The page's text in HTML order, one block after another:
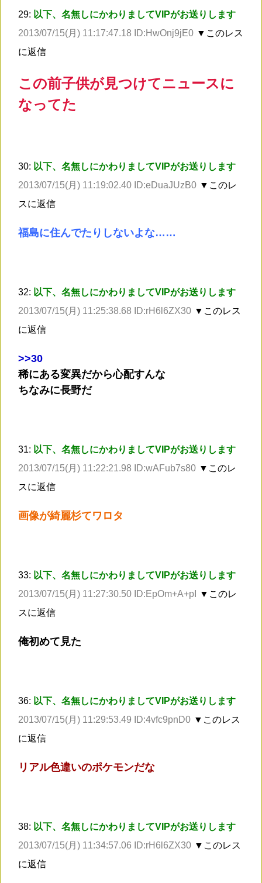
29: 以下、名無しにかわりましてVIPがお送りします
2013/07/15(月) 11:17:47.18 ID:HwOnj9jE0 ▼このレス
に返信
この前子供が見つけてニュースに
なってた
30: 以下、名無しにかわりましてVIPがお送りします
2013/07/15(月) 11:19:02.40 ID:eDuaJUzB0 ▼このレ
スに返信
福島に住んでたりしないよな……
32: 以下、名無しにかわりましてVIPがお送りします
2013/07/15(月) 11:25:38.68 ID:rH6l6ZX30 ▼このレス
に返信
>>30
稀にある変異だから心配すんな
ちなみに長野だ
31: 以下、名無しにかわりましてVIPがお送りします
2013/07/15(月) 11:22:21.98 ID:wAFub7s80 ▼このレ
スに返信
画像が綺麗杉てワロタ
33: 以下、名無しにかわりましてVIPがお送りします
2013/07/15(月) 11:27:30.50 ID:EpOm+A+pI
▼このレ
スに返信
俺初めて見た
36: 以下、名無しにかわりましてVIPがお送りします
2013/07/15(月) 11:29:53.49 ID:4vfc9pnD0 ▼このレス
に返信
リアル色違いのポケモンだな
38: 以下、名無しにかわりましてVIPがお送りします
2013/07/15(月) 11:34:57.06 ID:rH6l6ZX30 ▼このレス
に返信